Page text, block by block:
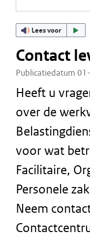
Lees voor
Contact
Publicatiedatum
Heeft u
over de
voor wat
Facilitaire,
Personele
Neem